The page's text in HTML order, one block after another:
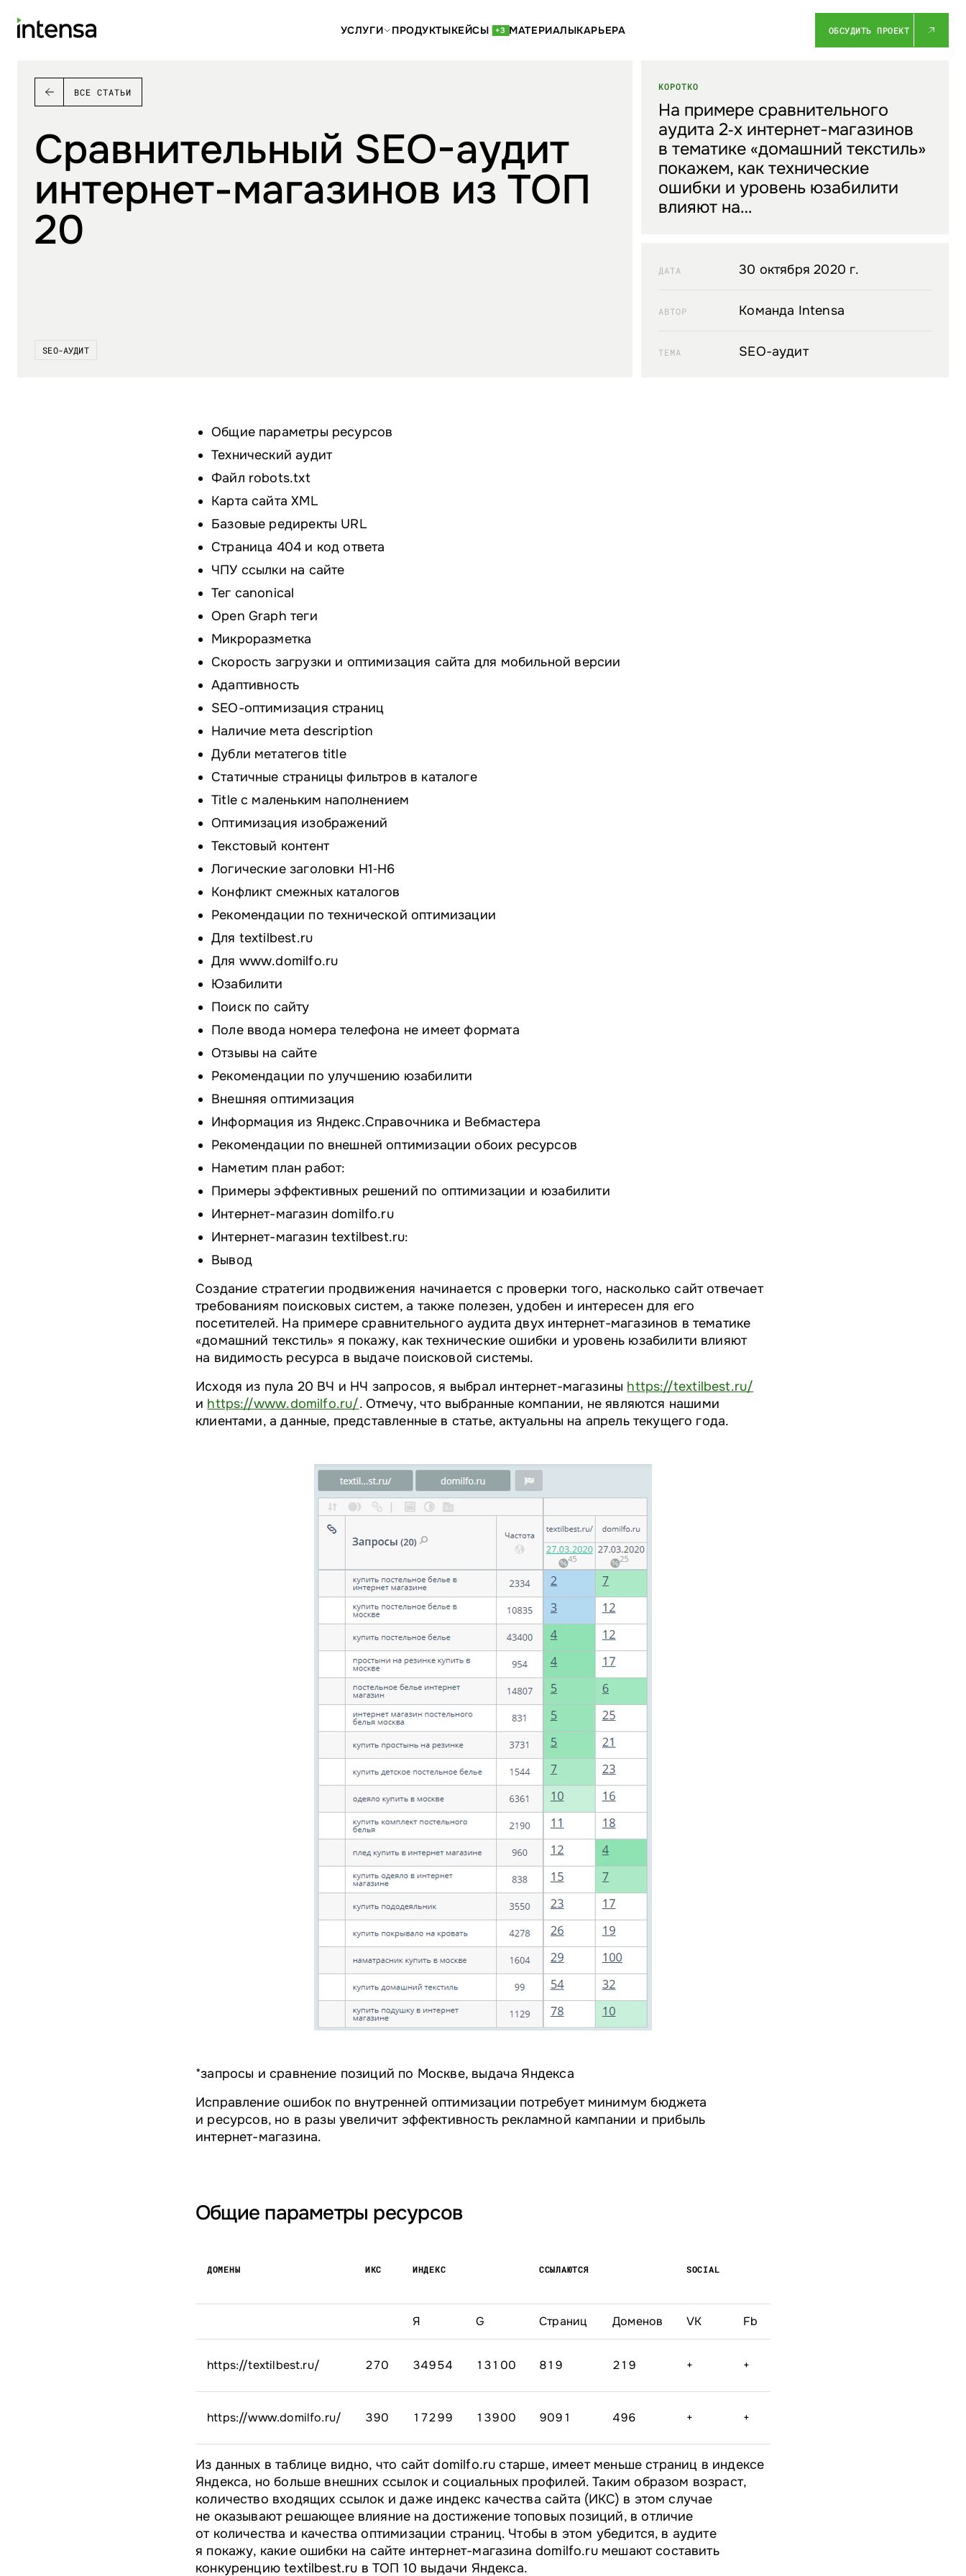
УСЛУГИ ПРОДУКТЫКЕЙСЫ +3 МАТЕРИАЛЫКАРЬЕРА ОБСУДИТЬ ПРОЕКТ
ВСЕ СТАТЬИ
Сравнительный SEO-аудит
интернет-магазинов из ТОП
20
SEO-АУДИТ
КОРОТКО
На примере сравнительного
аудита 2‑х интернет-магазинов
в тематике «домашний текстиль»
покажем, как технические
ошибки и уровень юзабилити
влияют на…
ДАТА 30 октября 2020 г.
АВТОР Команда Intensa
ТЕМА SEO-аудит
Общие параметры ресурсов
Технический аудит
Файл robots.txt
Карта сайта XML
Базовые редиректы URL
Страница 404 и код ответа
ЧПУ ссылки на сайте
Тег canonical
Open Graph теги
Микроразметка
Скорость загрузки и оптимизация сайта для мобильной версии
Адаптивность
SEO-оптимизация страниц
Наличие мета description
Дубли метатегов title
Статичные страницы фильтров в каталоге
Title с маленьким наполнением
Оптимизация изображений
Текстовый контент
Логические заголовки Н1‑Н6
Конфликт смежных каталогов
Рекомендации по технической оптимизации
Для textilbest.ru
Для www.domilfo.ru
Юзабилити
Поиск по сайту
Поле ввода номера телефона не имеет формата
Отзывы на сайте
Рекомендации по улучшению юзабилити
Внешняя оптимизация
Информация из Яндекс.Справочника и Вебмастера
Рекомендации по внешней оптимизации обоих ресурсов
Наметим план работ:
Примеры эффективных решений по оптимизации и юзабилити
Интернет-магазин domilfo.ru
Интернет-магазин textilbest.ru:
Вывод
Создание стратегии продвижения начинается с проверки того, насколько сайт отвечает
требованиям поисковых систем, а также полезен, удобен и интересен для его
посетителей. На примере сравнительного аудита двух интернет-магазинов в тематике
«домашний текстиль» я покажу, как технические ошибки и уровень юзабилити влияют
на видимость ресурса в выдаче поисковой системы.
Исходя из пула 20 ВЧ и НЧ запросов, я выбрал интернет-магазины https://textilbest.ru/
и https://www.domilfo.ru/. Отмечу, что выбранные компании, не являются нашими
клиентами, а данные, представленные в статье, актуальны на апрель текущего года.
*запросы и сравнение позиций по Москве, выдача Яндекса
Исправление ошибок по внутренней оптимизации потребует минимум бюджета
и ресурсов, но в разы увеличит эффективность рекламной кампании и прибыль
интернет-магазина.
Общие параметры ресурсов
ДОМЕНЫ ИКС ИНДЕКС ССЫЛАЮТСЯ SOCIAL
Я G Страниц Доменов VK Fb
https://textilbest.ru/ 270 34954 13100 819 219 + +
https://www.domilfo.ru/ 390 17299 13900 9091 496 + +
Из данных в таблице видно, что сайт domilfo.ru старше, имеет меньше страниц в индексе
Яндекса, но больше внешних ссылок и социальных профилей. Таким образом возраст,
количество входящих ссылок и даже индекс качества сайта (ИКС) в этом случае
не оказывают решающее влияние на достижение топовых позиций, в отличие
от количества и качества оптимизации страниц. Чтобы в этом убедится, в аудите
я покажу, какие ошибки на сайте интернет-магазина domilfo.ru мешают составить
конкуренцию textilbest.ru в ТОП 10 выдачи Яндекса.